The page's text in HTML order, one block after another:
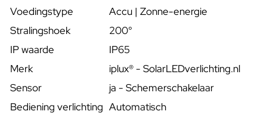
Voedingstype
Accu | Zonne-energie
Stralingshoek
200°
IP waarde
IP65
Merk
iplux® - SolarLEDverlichting.nl
Sensor
ja - Schemerschakelaar
Bediening verlichting Automatisch